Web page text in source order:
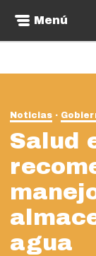
Menú
Noticias
Salud
agua